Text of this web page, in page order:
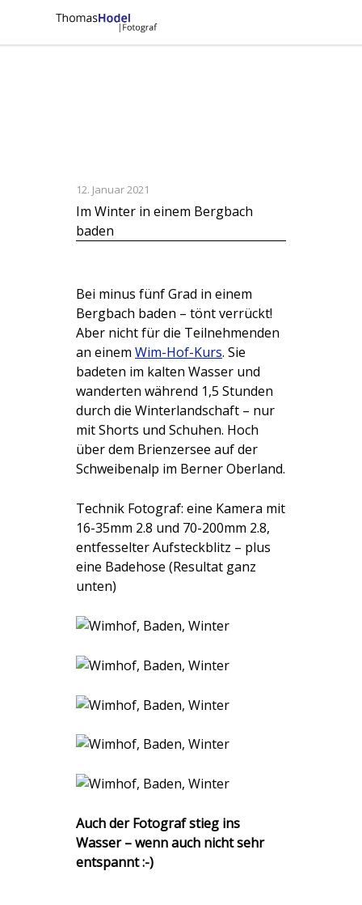
12. Januar 2021
Im Winter in einem Bergbach
baden
Bei minus fünf Grad in einem
Bergbach baden – tönt verrückt!
Aber nicht für die Teilnehmenden
an einem Wim-Hof-Kurs. Sie
badeten im kalten Wasser und
wanderten während 1,5 Stunden
durch die Winterlandschaft – nur
mit Shorts und Schuhen. Hoch
über dem Brienzersee auf der
Schweibenalp im Berner Oberland.
Technik Fotograf: eine Kamera mit
16-35mm 2.8 und 70-200mm 2.8,
entfesselter Aufsteckblitz – plus
eine Badehose (Resultat ganz
unten)
Auch der Fotograf stieg ins
Wasser – wenn auch nicht sehr
entspannt :-)